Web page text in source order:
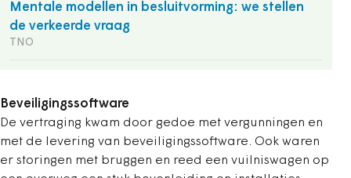
Mentale modellen in besluitvorming: we stellen
de verkeerde vraag
TNO
Beveiligingssoftware
De vertraging kwam door gedoe met vergunningen en
met de levering van beveiligingssoftware. Ook waren
er storingen met bruggen en reed een vuilniswagen op